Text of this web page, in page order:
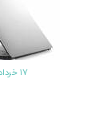
۱۷ خرداد ۰۳